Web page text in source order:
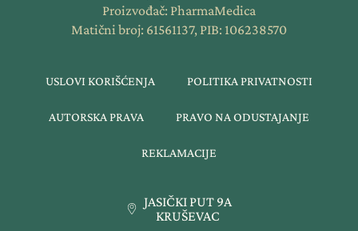
Proizvođač: PharmaMedica
Matični broj: 61561137, PIB: 106238570
USLOVI KORIŠĆENJA POLITIKA PRIVATNOSTI
AUTORSKA PRAVA PRAVO NA ODUSTAJANJE
REKLAMACIJE
JASIČKI PUT 9A
KRUŠEVAC